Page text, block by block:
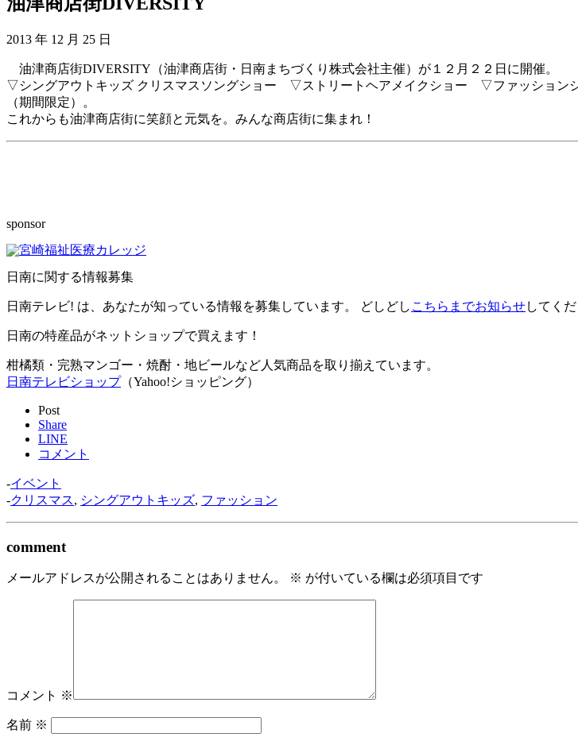
2013 年 12 月 25 日
油津商店街DIVERSITY（油津商店街・日南まちづくり株式会社主催）が１２月２２日に開催。
▽シングアウトキッズ クリスマスソングショー ▽ストリートヘアメイクショー ▽ファッション
（期間限定）。
これからも油津商店街に笑顔と元気を。みんな商店街に集まれ！
sponsor
日南に関する情報募集
日南テレビ! は、あなたが知っている情報を募集しています。 どしどし こちらまでお知らせしてくだ
日南の特産品がネットショップで買えます！
柑橘類・完熟マンゴー・焼酎・地ビールなど人気商品を取り揃えています。
日南テレビショップ（Yahoo!ショッピング）
Post
Share
LINE
コメント
-イベント
-クリスマス, シングアウトキッズ, ファッション
comment
メールアドレスが公開されることはありません。 ※ が付いている欄は必須項目です
コメント ※
名前 ※